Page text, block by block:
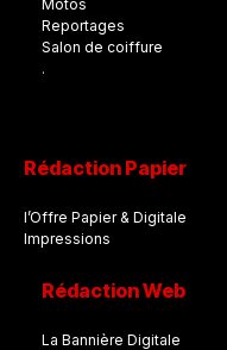
Motos
Reportages
Salon de coiffure
.
Rédaction Papier
l’Offre Papier & Digitale
Impressions
Rédaction Web
La Bannière Digitale